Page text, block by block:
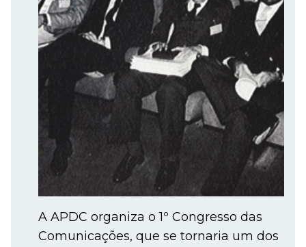
A APDC organiza o 1º Congresso das
Comunicações, que se tornaria um dos